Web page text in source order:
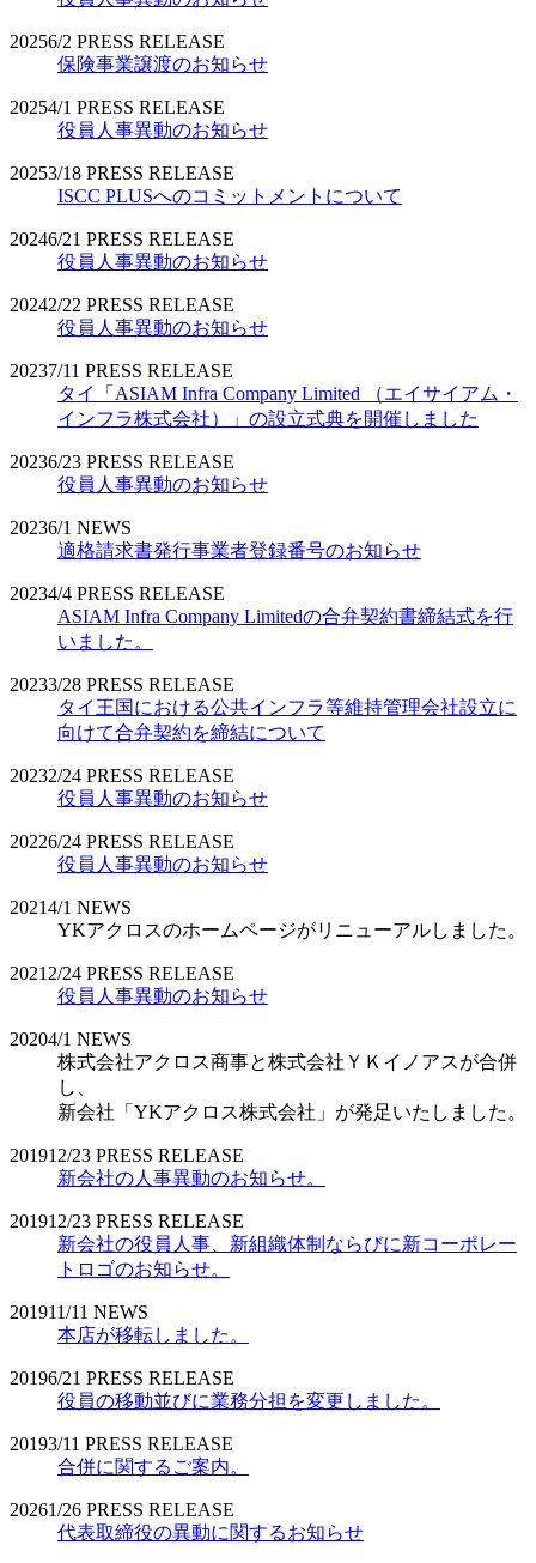
20256/2 PRESS RELEASE
保険事業譲渡のお知らせ
20254/1 PRESS RELEASE
役員人事異動のお知らせ
20253/18 PRESS RELEASE
ISCC PLUSへのコミットメントについて
20246/21 PRESS RELEASE
役員人事異動のお知らせ
20242/22 PRESS RELEASE
役員人事異動のお知らせ
20237/11 PRESS RELEASE
タイ「ASIAM Infra Company Limited （エイサイアム・
インフラ株式会社）」の設立式典を開催しました
20236/23 PRESS RELEASE
役員人事異動のお知らせ
20236/1 NEWS
適格請求書発行事業者登録番号のお知らせ
20234/4 PRESS RELEASE
ASIAM Infra Company Limitedの合弁契約書締結式を行
いました。
20233/28 PRESS RELEASE
タイ王国における公共インフラ等維持管理会社設立に
向けて合弁契約を締結について
20232/24 PRESS RELEASE
役員人事異動のお知らせ
20226/24 PRESS RELEASE
役員人事異動のお知らせ
20214/1 NEWS
YKアクロスのホームページがリニューアルしました。
2021 2/24 PRESS RELEASE
役員人事異動のお知らせ
20204/1 NEWS
株式会社アクロス商事と株式会社ＹＫイノアスが合併
し、
新会社「YKアクロス株式会社」が発足いたしました。
201912/23 PRESS RELEASE
新会社の人事異動のお知らせ。
201912/23 PRESS RELEASE
新会社の役員人事、新組織体制ならびに新コーポレー
トロゴのお知らせ。
201911/11 NEWS
本店が移転しました。
20196/21 PRESS RELEASE
役員の移動並びに業務分担を変更しました。
20193/11 PRESS RELEASE
合併に関するご案内。
20261/26 PRESS RELEASE
代表取締役の異動に関するお知らせ